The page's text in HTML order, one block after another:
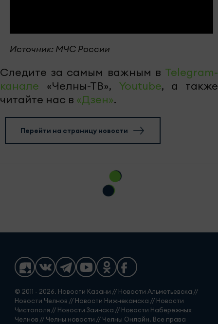
Источник: МЧС России
Следите за самым важным в Telegram-
канале «Челны-ТВ», Youtube, а также
читайте нас в «Дзен».
Перейти на страницу новости
© 2011 - 2026. Новости Казани // Новости Альметьевска //
Новости Челнов // Новости Нижнекамска // Новости
Чистополя // Новости Заинска // Новости Набережных
Челнов // Челны новости // Челны Онлайн. Все права